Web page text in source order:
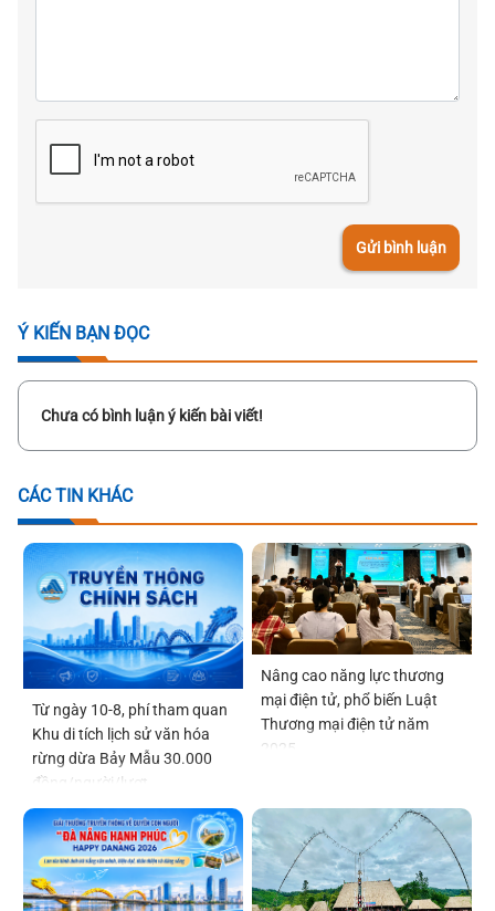
Gửi bình luận
Ý KIẾN BẠN ĐỌC
Chưa có bình luận ý kiến bài viết!
CÁC TIN KHÁC
Từ ngày 10-8, phí tham quan
Khu di tích lịch sử văn hóa
rừng dừa Bảy Mẫu 30.000
đồng/người/lượt
Nâng cao năng lực thương
mại điện tử, phổ biến Luật
Thương mại điện tử năm
2025